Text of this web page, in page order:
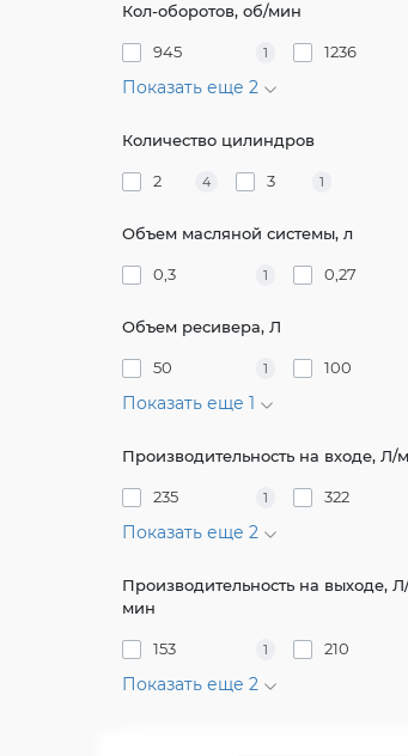
Кол-оборотов, об/мин
945 1 1236
Показать еще 2
Количество цилиндров
2 4 3 1
Объем масляной системы, л
0,3 1 0,27
Объем ресивера, Л
50 1 100
Показать еще 1
Производительность на входе, Л/
235 1 322
Показать еще 2
Производительность на выходе,
мин
153 1 210
Показать еще 2